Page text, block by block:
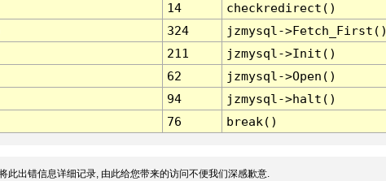
14
checkredirect()
324
jzmysql-
211
jzmysql->Init()
62
jzmysql->Open()
94
jzmysql->halt()
76 break()
此出错信息详细记录, 由此给您带来的访问不便我们深感歉意.